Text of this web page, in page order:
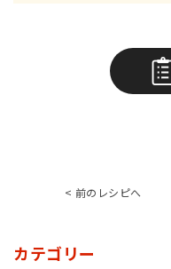
< 前のレシピへ
カテゴリー